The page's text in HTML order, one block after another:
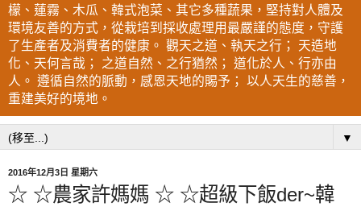
檬、蓮霧、木瓜、韓式泡菜、其它多種蔬果，堅持對人體及
環境友善的方式，從栽培到採收處理用最嚴謹的態度，守護
了生產者及消費者的健康。 觀天之道、執天之行； 天造地
化、天何言哉； 之道自然、之行猶然； 道化於人、行亦由
人。 遵循自然的脈動，感恩天地的賜予； 以人天生的慈善，
重建美好的境地。
▼
2016年12月3日 星期六
☆ ☆農家許媽媽 ☆ ☆超級下飯der~韓